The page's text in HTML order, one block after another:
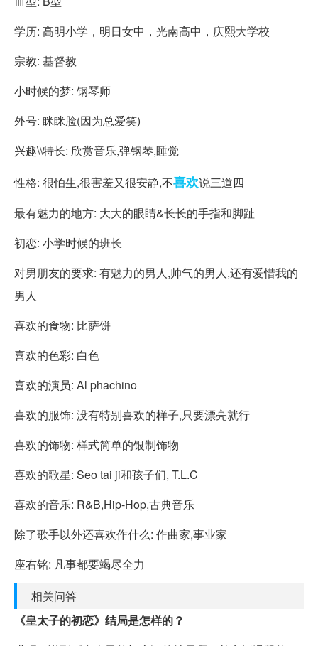
学历: 高明小学，明日女中，光南高中，庆熙大学校
宗教: 基督教
小时候的梦: 钢琴师
外号: 眯眯脸(因为总爱笑)
兴趣\\特长: 欣赏音乐,弹钢琴,睡觉
性格: 很怕生,很害羞又很安静,不喜欢说三道四
最有魅力的地方: 大大的眼睛&长长的手指和脚趾
初恋: 小学时候的班长
对男朋友的要求: 有魅力的男人,帅气的男人,还有爱惜我的
男人
喜欢的食物: 比萨饼
喜欢的色彩: 白色
喜欢的演员: Al phachino
喜欢的服饰: 没有特别喜欢的样子,只要漂亮就行
喜欢的饰物: 样式简单的银制饰物
喜欢的歌星: Seo tai ji和孩子们, T.L.C
喜欢的音乐: R&B,Hip-Hop,古典音乐
除了歌手以外还喜欢作什么: 作曲家,事业家
座右铭: 凡事都要竭尽全力
相关问答
《皇太子的初恋》结局是怎样的？